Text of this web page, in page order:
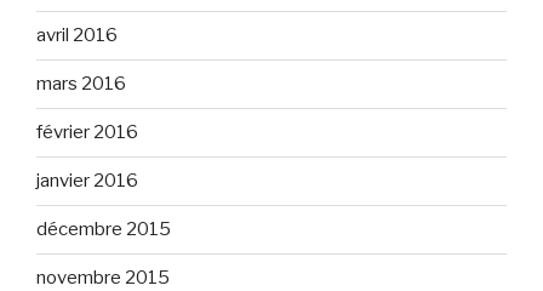
avril 2016
mars 2016
février 2016
janvier 2016
décembre 2015
novembre 2015